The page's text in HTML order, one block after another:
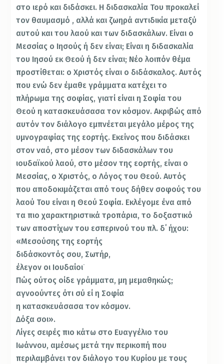
στο ιερό και διδάσκει. Η διδασκαλία Του προκαλεί
τον θαυμασμό , αλλά και ζωηρά αντιδικία μεταξύ
αυτού και του λαού και των διδασκάλων. Είναι ο
Μεσσίας ο Ιησούς ή δεν είναι; Είναι η διδασκαλία
του Ιησού εκ Θεού ή δεν είναι; Νέο λοιπόν θέμα
προστίθεται: ο Χριστός είναι ο διδάσκαλος. Αυτός
που ενώ δεν έμαθε γράμματα κατέχει το
πλήρωμα της σοφίας, γιατί είναι η Σοφία του
Θεού η κατασκευάσασα τον κόσμον. Ακριβώς από
αυτόν τον διάλογο εμπνέεται μεγάλο μέρος της
υμνογραφίας της εορτής. Εκείνος που διδάσκει
στον ναό, στο μέσον των διδασκάλων του
ιουδαϊκού λαού, στο μέσον της εορτής, είναι ο
Μεσσίας, ο Χριστός, ο Λόγος του Θεού. Αυτός
που αποδοκιμάζεται από τους δήθεν σοφούς του
λαού Του είναι η Θεού Σοφία. Εκλέγομε ένα από
τα πιο χαρακτηριστικά τροπάρια, το δοξαστικό
των αποστίχων του εσπερινού του πλ. δ΄ ήχου:
«Μεσούσης της εορτής
διδάσκοντός σου, Σωτήρ,
έλεγον οι Ιουδαίοι˙
Πώς ούτος οίδε γράμματα, μη μεμαθηκώς;
αγνοούντες ότι σύ εί η Σοφία
η κατασκευάσασα τον κόσμον.
Δόξα σοι».
Λίγες σειρές πιο κάτω στο Ευαγγέλιο του
Ιωάννου, αμέσως μετά την περικοπή που
περιλαμβάνει τον διάλογο του Κυρίου με τους